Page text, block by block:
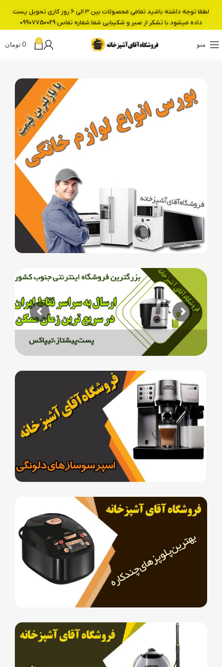
منو
0
0 تومان
لطفا توجه داشته باشید تمامی محصولات بین 3 الی 6 روز کاری تحویل پست
داده میشود.با تشکر از صبر و شکیبایی شما.شماره تماس:09907750029